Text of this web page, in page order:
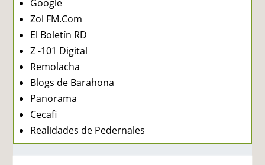
Google
Zol FM.Com
El Boletín RD
Z -101 Digital
Remolacha
Blogs de Barahona
Panorama
Cecafi
Realidades de Pedernales